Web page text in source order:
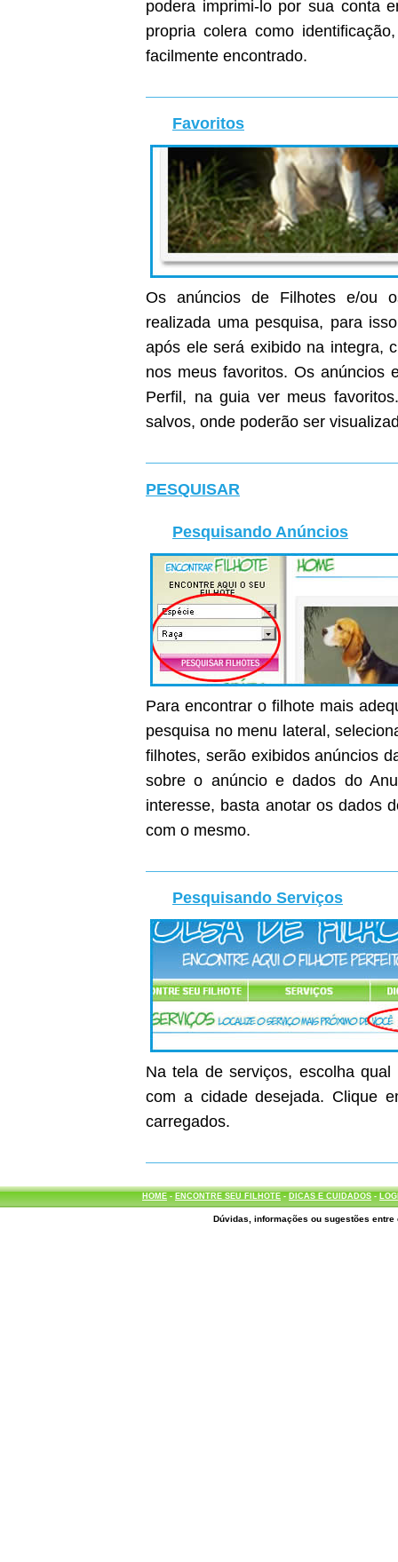
podera imprimi-lo por sua conta
propria colera como
facilmente encontrado.
Favoritos
Os anúncios de Filhotes e/ou
realizada uma pesquisa, para
após ele será exibido na integra,
nos meus favoritos. Os
Perfil, na guia ver meus
salvos, onde poderão ser
PESQUISAR
Pesquisando Anúncios
Para encontrar o filhote mais
pesquisa no menu lateral,
filhotes, serão exibidos anúncios
sobre o anúncio e dados do
interesse, basta anotar os dados
com o mesmo.
Pesquisando Serviços
Na tela de serviços, escolha
com a cidade desejada. Clique
carregados.
HOME- ENCONTRE SEU FILHOTE- DICAS E CUIDADOS-
Dúvidas, informações ou sugestões